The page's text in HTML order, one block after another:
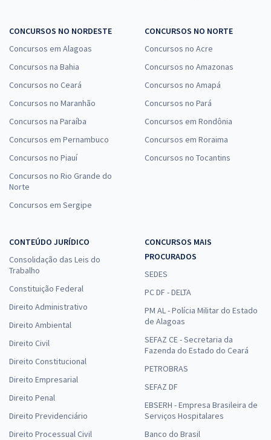
CONCURSOS NO NORDESTE
Concursos em Alagoas
Concursos na Bahia
Concursos no Ceará
Concursos no Maranhão
Concursos na Paraíba
Concursos em Pernambuco
Concursos no Piauí
Concursos no Rio Grande do
Norte
Concursos em Sergipe
CONCURSOS NO NORTE
Concursos no Acre
Concursos no Amazonas
Concursos no Amapá
Concursos no Pará
Concursos em Rondônia
Concursos em Roraima
Concursos no Tocantins
CONTEÚDO JURÍDICO
Consolidação das Leis do
Trabalho
Constituição Federal
Direito Administrativo
Direito Ambiental
Direito Civil
Direito Constitucional
Direito Empresarial
Direito Penal
Direito Previdenciário
Direito Processual Civil
CONCURSOS MAIS
PROCURADOS
SEDES
PC DF - DELTA
PM AL - Polícia Militar do Estado
de Alagoas
SEFAZ CE - Secretaria da
Fazenda do Estado do Ceará
PETROBRAS
SEFAZ DF
EBSERH - Empresa Brasileira de
Serviços Hospitalares
Banco do Brasil